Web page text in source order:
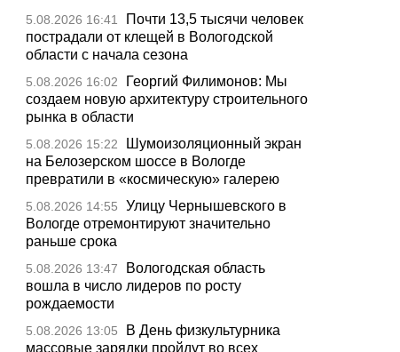
5.08.2026 16:41
Почти 13,5 тысячи человек
пострадали от клещей в Вологодской
области с начала сезона
5.08.2026 16:02
Георгий Филимонов: Мы
создаем новую архитектуру строительного
рынка в области
5.08.2026 15:22
Шумоизоляционный экран
на Белозерском шоссе в Вологде
превратили в «космическую» галерею
5.08.2026 14:55
Улицу Чернышевского в
Вологде отремонтируют значительно
раньше срока
5.08.2026 13:47
Вологодская область
вошла в число лидеров по росту
рождаемости
5.08.2026 13:05
В День физкультурника
массовые зарядки пройдут во всех